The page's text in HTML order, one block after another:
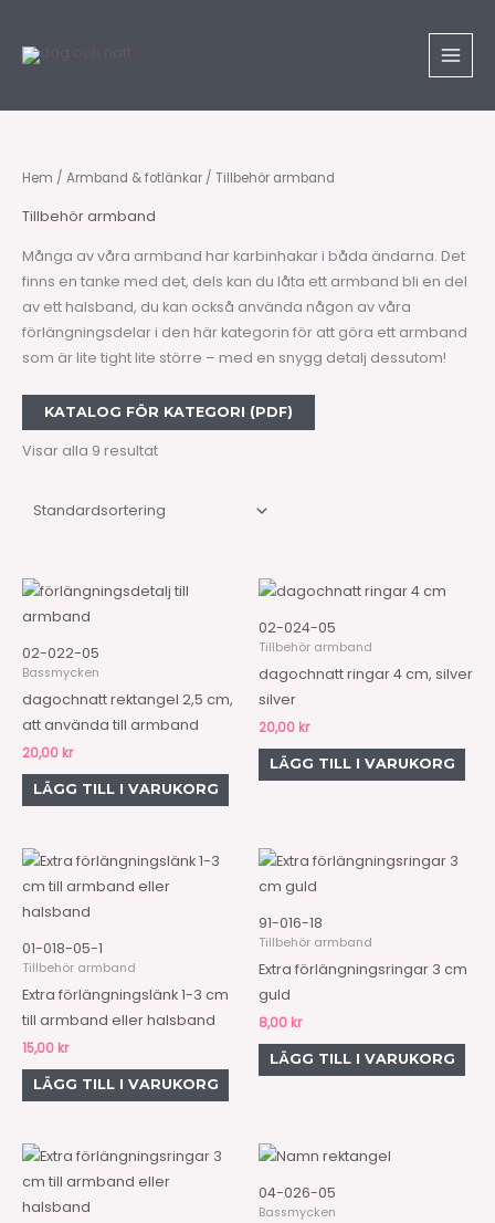
innehåll
Hem / Armband & fotlänkar / Tillbehör armband
Tillbehör armband
Många av våra armband har karbinhakar i båda ändarna. Det
finns en tanke med det, dels kan du låta ett armband bli en del
av ett halsband, du kan också använda någon av våra
förlängningsdelar i den här kategorin för att göra ett armband
som är lite tight lite större – med en snygg detalj dessutom!
KATALOG FÖR KATEGORI (PDF)
Visar alla 9 resultat
02-022-05
Bassmycken
dagochnatt rektangel 2,5 cm,
att använda till armband
20,00 kr
LÄGG TILL I VARUKORG
02-024-05
Tillbehör armband
dagochnatt ringar 4 cm, silver
silver
20,00 kr
LÄGG TILL I VARUKORG
01-018-05-1
Tillbehör armband
Extra förlängningslänk 1-3 cm
till armband eller halsband
15,00 kr
LÄGG TILL I VARUKORG
91-016-18
Tillbehör armband
Extra förlängningsringar 3 cm
guld
8,00 kr
LÄGG TILL I VARUKORG
04-026-05
Bassmycken